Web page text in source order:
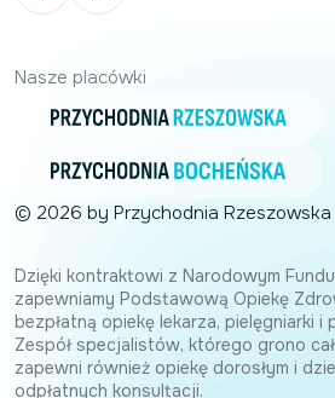
Nasze placówki
© 2026 by Przychodnia Rzeszowska
Dzięki kontraktowi z Narodowym
zapewniamy Podstawową Opiekę
bezpłatną opiekę lekarza, pielęgniarki i
Zespół specjalistów, którego grono
zapewni również opiekę dorosłym i
odpłatnych konsultacji.